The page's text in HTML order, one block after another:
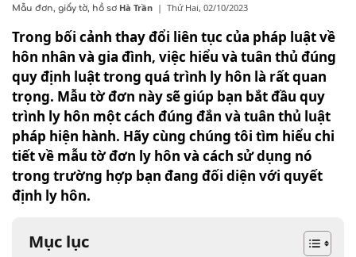
Mẫu đơn, giấy tờ, hồ sơ Hà Trần | Thứ Hai, 02/10/2023
Trong bối cảnh thay đổi liên tục của pháp luật về
hôn nhân và gia đình, việc hiểu và tuân thủ đúng
quy định luật trong quá trình ly hôn là rất quan
trọng. Mẫu tờ đơn này sẽ giúp bạn bắt đầu quy
trình ly hôn một cách đúng đắn và tuân thủ luật
pháp hiện hành. Hãy cùng chúng tôi tìm hiểu chi
tiết về mẫu tờ đơn ly hôn và cách sử dụng nó
trong trường hợp bạn đang đối diện với quyết
định ly hôn.
Mục lục